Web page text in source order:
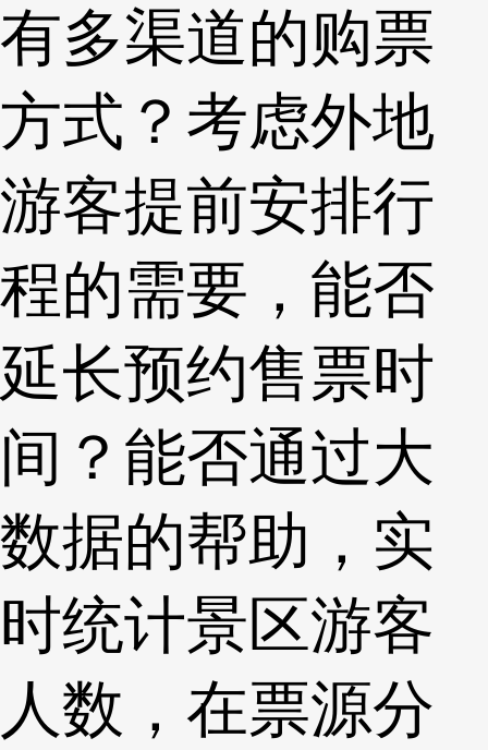
有多渠道的购票
方式？考虑外地
游客提前安排行
程的需要，能否
延长预约售票时
间？能否通过大
数据的帮助，实
时统计景区游客
人数，在票源分